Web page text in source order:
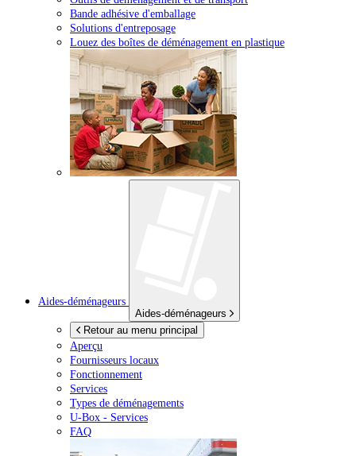
Bande adhésive d'emballage
Solutions d'entreposage
Louez des boîtes de déménagement en plastique
Aides-déménageurs
Aides-déménageurs
Retour au menu principal
Aperçu
Fournisseurs locaux
Fonctionnement
Services
Types de déménagements
U-Box - Services
FAQ